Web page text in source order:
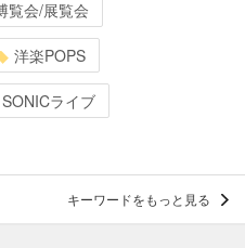
覧会/展覧会
洋楽POPS
ライブ
キーワードをもっと見る